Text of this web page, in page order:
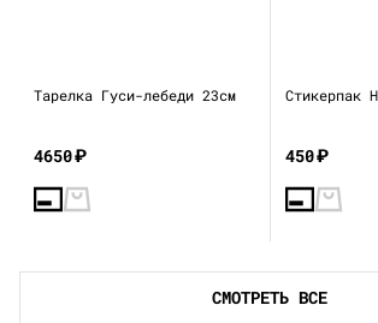
Тарелка Гуси-лебеди 23см
4650₽
Стикерпак
450₽
СМОТРЕТЬ ВСЕ